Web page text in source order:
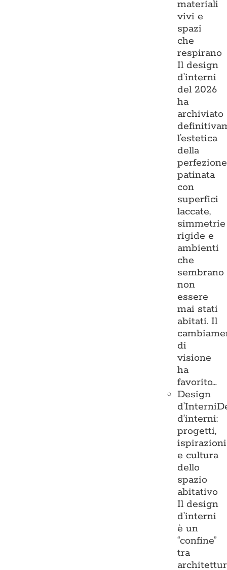
materiali
vivi e
spazi
che
respirano
Il design
d’interni
del 2026
ha
archiviato
l’estetica
della
perfezione
patinata
con
superfici
laccate,
simmetrie
rigide e
ambienti
che
sembrano
non
essere
mai stati
abitati. Il
di
visione
ha
favorito…
Design
d’Interni
d’interni:
progetti,
ispirazioni
e cultura
dello
spazio
abitativo
Il design
d’interni
è un
“confine”
tra